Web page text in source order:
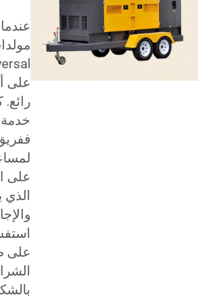
على
خدمة
على
الذي
على